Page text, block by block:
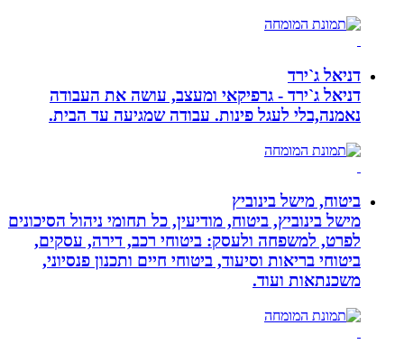
דניאל ג`ירד
דניאל ג`ירד - גרפיקאי ומעצב, עושה את העבודה
נאמנה,בלי לעגל פינות. עבודה שמגיעה עד הבית.
ביטוח, מישל בינוביץ
מישל בינוביץ, ביטוח, מודיעין, כל תחומי ניהול הסיכונים
לפרט, למשפחה ולעסק: ביטוחי רכב, דירה, עסקים,
ביטוחי בריאות וסיעוד, ביטוחי חיים ותכנון פנסיוני,
משכנתאות ועוד.